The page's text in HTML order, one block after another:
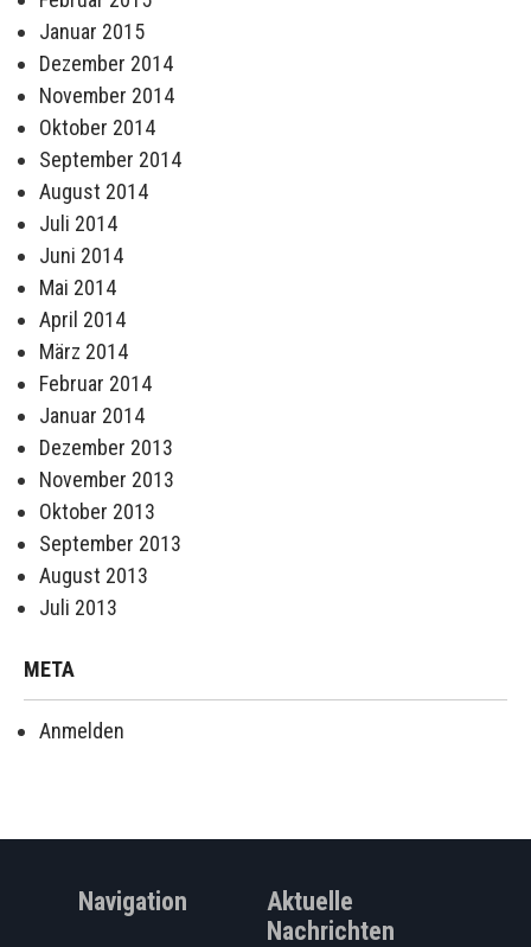
Januar 2015
Dezember 2014
November 2014
Oktober 2014
September 2014
August 2014
Juli 2014
Juni 2014
Mai 2014
April 2014
März 2014
Februar 2014
Januar 2014
Dezember 2013
November 2013
Oktober 2013
September 2013
August 2013
Juli 2013
META
Anmelden
Navigation
Aktuelle
Nachrichten